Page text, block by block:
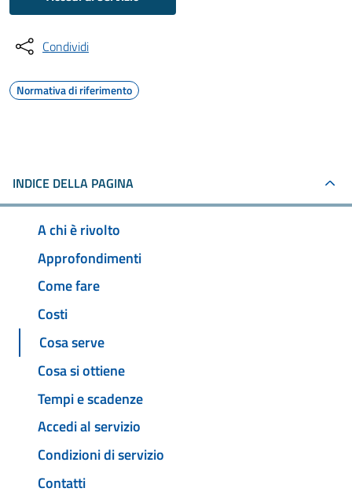
Condividi
Normativa di riferimento
INDICE DELLA PAGINA
A chi è rivolto
Approfondimenti
Come fare
Costi
Cosa serve
Cosa si ottiene
Tempi e scadenze
Accedi al servizio
Condizioni di servizio
Contatti